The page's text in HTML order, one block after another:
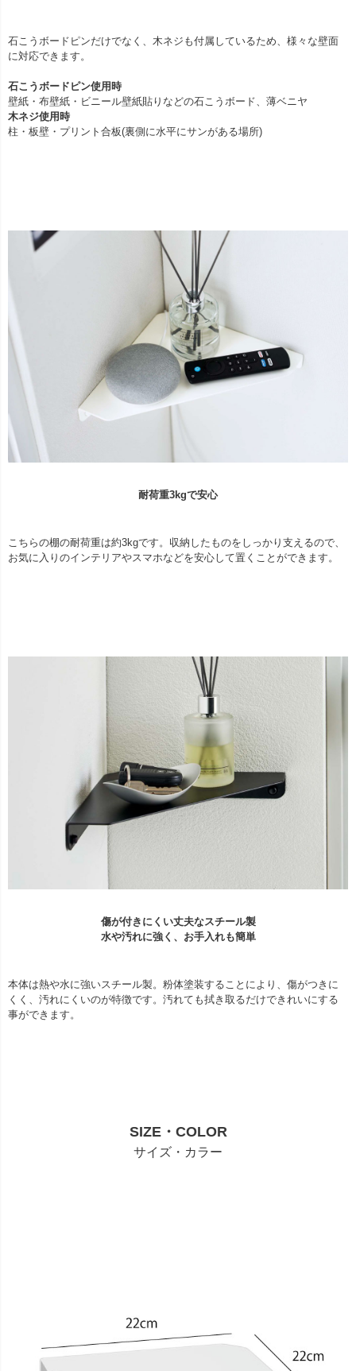
石こうボードピンだけでなく、木ネジも付属しているため、様々な壁面
に対応できます。
石こうボードピン使用時
壁紙・布壁紙・ビニール壁紙貼りなどの石こうボード、薄ベニヤ
木ネジ使用時
柱・板壁・プリント合板(裏側に水平にサンがある場所)
耐荷重3kgで安心
こちらの棚の耐荷重は約3kgです。収納したものをしっかり支えるので、
お気に入りのインテリアやスマホなどを安心して置くことができます。
傷が付きにくい丈夫なスチール製
水や汚れに強く、お手入れも簡単
本体は熱や水に強いスチール製。粉体塗装することにより、傷がつきに
くく、汚れにくいのが特徴です。汚れても拭き取るだけできれいにする
事ができます。
SIZE・COLOR
サイズ・カラー